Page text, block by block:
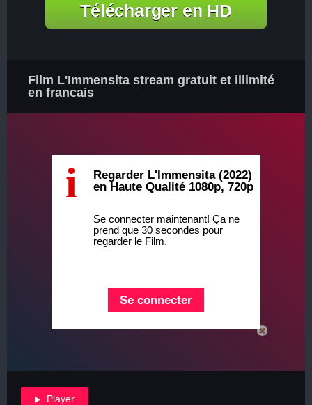
Télécharger en HD
Film L'Immensita stream gratuit et illimité
en francais
i
Regarder L'Immensita (2022)
en Haute Qualité 1080p, 720p
Se connecter maintenant! Ça ne
prend que 30 secondes pour
regarder le Film.
Se connecter
Player